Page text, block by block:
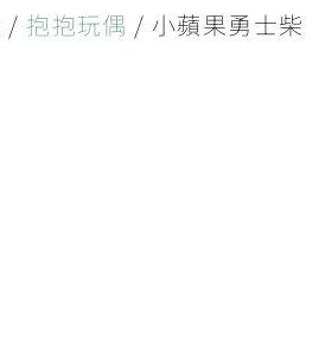
/抱抱玩偶 / 小蘋果勇士柴